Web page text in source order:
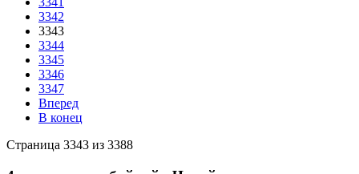
3342
3343
3344
3345
3346
3347
Вперед
В конец
Страница 3343 из 3388